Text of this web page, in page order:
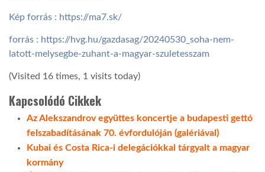
Kép forrás : https://ma7.sk/
forrás : https://hvg.hu/gazdasag/20240530_soha-nem-
latott-melysegbe-zuhant-a-magyar-szuletesszam
(Visited 16 times, 1 visits today)
Kapcsolódó Cikkek
Az Alekszandrov együttes koncertje a budapesti gettó
felszabadításának 70. évfordulóján (galériával)
Kubai és Costa Rica-i delegációkkal tárgyalt a magyar
kormány